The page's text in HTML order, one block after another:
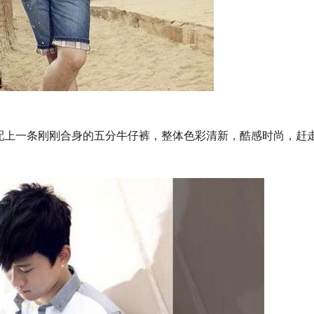
一条刚刚合身的五分牛仔裤，整体色彩清新，酷感时尚，赶